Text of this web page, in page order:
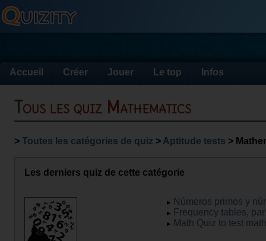
Accueil Créer Jouer Le top Infos
Tous les quiz Mathematics
> Toutes les catégories de quiz > Aptitude tests >
Les derniers quiz de cette catégorie
Números primos y
Frequency tables,
Math Quiz to test